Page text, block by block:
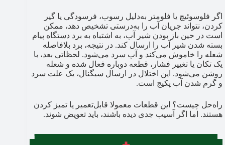
اگر فلوسوئیچ یا فلومتر به‌دلیل رسوب، فرسودگی یا گیر
کردن، نتواند جریان آب را به‌درستی تشخیص دهد، ممکن
است در حین باز بودن شیر آب، به اشتباه به برد دستگاه پیام
بسته شدن شیر آب را ارسال کند. در نتیجه، برد بلافاصله
شعله را خاموش می‌کند و آب سرد می‌شود. لحظاتی بعد، با
یک تکان یا تغییر فشار، قطعه دوباره فعال شده و شعله
روشن می‌شود. این اختلال در ارسال سیگنال، یک علت سرد
و گرم شدن آب پکیج است.
راه‌حل چیست؟ این قطعات معمولا قابل‌تعمیر یا تمیز کردن
هستند. اما اگر آسیب جدی دیده باشند، باید تعویض شوند.